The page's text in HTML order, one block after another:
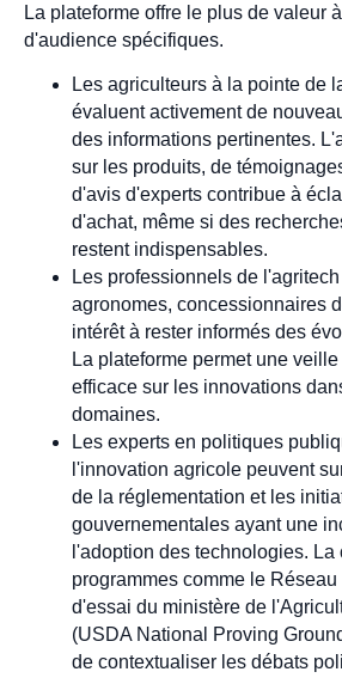
La plateforme offre le plus de valeur
d'audience spécifiques.
Les agriculteurs à la pointe de
évaluent activement de
des informations pertinentes.
sur les produits, de
d'avis d'experts contribue à
d'achat, même si des
restent indispensables.
Les professionnels de
agronomes, concessionnaires
intérêt à rester informés des
La plateforme permet une
efficace sur les innovations
domaines.
Les experts en politiques
l'innovation agricole peuvent
de la réglementation et les
gouvernementales ayant une
l'adoption des technologies. La
programmes comme le
d'essai du ministère de
(USDA National Proving
de contextualiser les débats